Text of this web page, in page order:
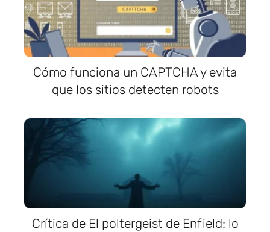
Cómo funciona un CAPTCHA y evita
que los sitios detecten robots
Crítica de El poltergeist de Enfield: lo